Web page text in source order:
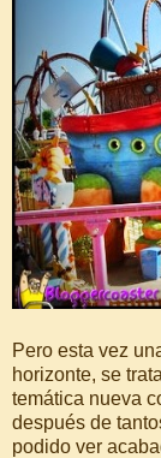
Pero esta vez
horizonte, se
temática nueva
después de
podido ver